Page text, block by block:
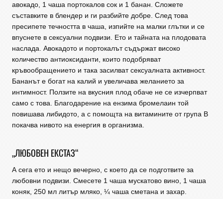
авокадо, 1 чаша портокалов сок и 1 банан. Сложете
съставките в блендер и ги разбийте добре. След това
пресипете течността в чаша, изпийте на малки глътки и се
впуснете в сексуални подвизи. Ето и тайната на плодовата
наслада. Авокадото и портокалът съдържат високо
количество антиоксиданти, които подобряват
кръвообращението и така засилват сексуалната активност.
Бананът е богат на калий и увеличава желанието за
интимност. Ползите на вкусния плод обаче не се изчерпват
само с това. Благодарение на ензима бромелаин той
повишава либидото, а с помощта на витамините от група B
покачва нивото на енергия в организма.
„ЛЮБОВЕН ЕКСТАЗ“
А сега ето и нещо вечерно, с което да се подготвите за
любовни подвизи. Смесете 1 чаша мускатово вино, 1 чаша
коняк, 250 мл литър мляко, ¼ чаша сметана и захар.